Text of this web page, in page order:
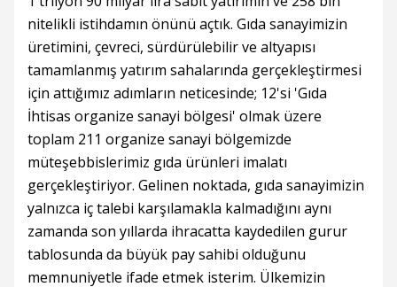
nitelikli istihdamın önünü açtık. Gıda sanayimizin
üretimini, çevreci, sürdürülebilir ve altyapısı
tamamlanmış yatırım sahalarında gerçekleştirmesi
için attığımız adımların neticesinde; 12'si 'Gıda
İhtisas organize sanayi bölgesi' olmak üzere
toplam 211 organize sanayi bölgemizde
müteşebbislerimiz gıda ürünleri imalatı
gerçekleştiriyor. Gelinen noktada, gıda sanayimizin
yalnızca iç talebi karşılamakla kalmadığını aynı
zamanda son yıllarda ihracatta kaydedilen gurur
tablosunda da büyük pay sahibi olduğunu
memnuniyetle ifade etmek isterim. Ülkemizin